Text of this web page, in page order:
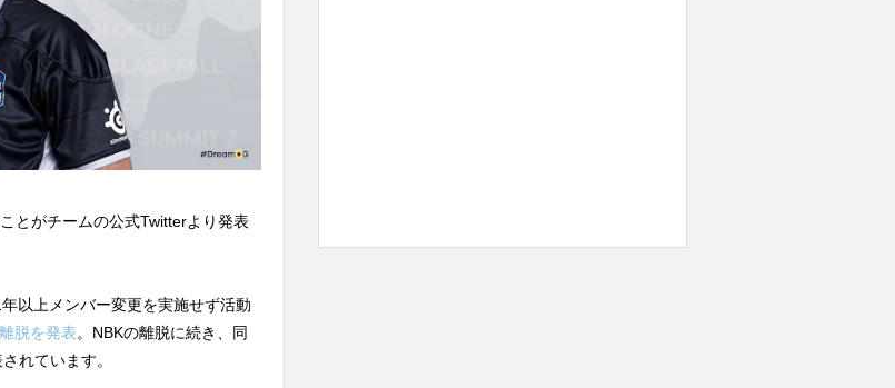
とがチームの公式Twitterより発表
以上メンバー変更を実施せず活動
脱を発表。NBKの離脱に続き、同
れています。